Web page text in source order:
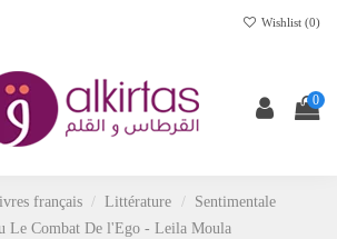
Wishlist (0)
0
français Littérature
Sentimentale
Le Combat De l'Ego - Leila Moula